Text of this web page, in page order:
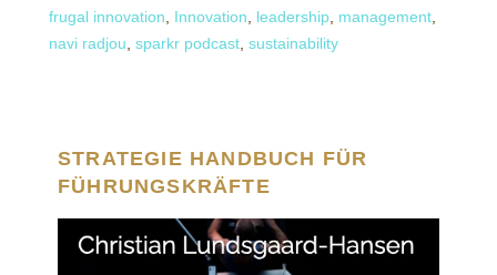
frugal innovation
Innovation leadership management
navi radjou sparkr podcast sustainability
STRATEGIE HANDBUCH FÜR
FÜHRUNGSKRÄFTE